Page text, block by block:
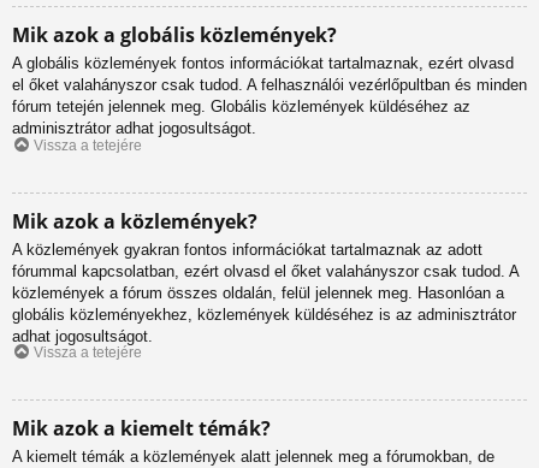
Mik azok a globális közlemények?
A globális közlemények fontos információkat tartalmaznak, ezért olvasd
el őket valahányszor csak tudod. A felhasználói vezérlőpultban és minden
fórum tetején jelennek meg. Globális közlemények küldéséhez az
adminisztrátor adhat jogosultságot.
Vissza a tetejére
Mik azok a közlemények?
A közlemények gyakran fontos információkat tartalmaznak az adott
fórummal kapcsolatban, ezért olvasd el őket valahányszor csak tudod. A
közlemények a fórum összes oldalán, felül jelennek meg. Hasonlóan a
globális közleményekhez, közlemények küldéséhez is az adminisztrátor
adhat jogosultságot.
Vissza a tetejére
Mik azok a kiemelt témák?
A kiemelt témák a közlemények alatt jelennek meg a fórumokban, de